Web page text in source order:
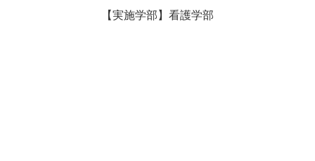
【実施学部】看護学部